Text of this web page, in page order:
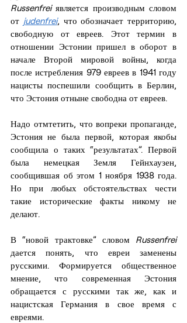
Russenfrei является производным словом
от judenfrei, что обозначает территорию,
свободную от евреев. Этот термин в
отношении Эстонии пришел в оборот в
начале Второй мировой войны, когда
после истребления 979 евреев в 1941 году
нацисты поспешили сообщить в Берлин,
что Эстония отныне свободна от евреев.
Надо отмтетить, что вопреки пропаганде,
Эстония не была первой, которая якобы
сообщила о таких “результатах”. Первой
была немецкая Земля Гейнхаузен,
сообщившая об этом 1 ноября 1938 года.
Но при любых обстоятельствах чести
такие исторические факты никому не
делают.
В “новой трактовке” словом Russenfrei
дается понять, что евреи заменены
русскими. Формируется общественное
мнение, что современная Эстония
обращается с русскими так же, как и
нацистская Германия в свое время с
евреями.